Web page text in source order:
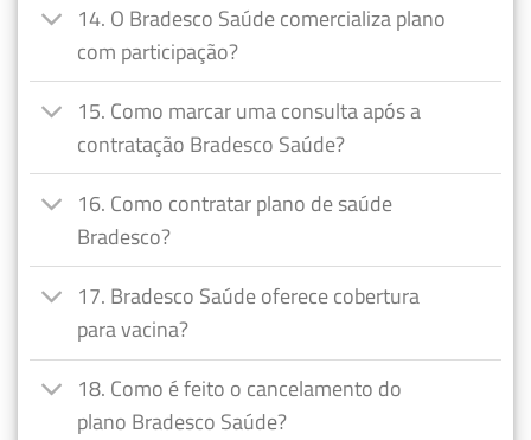
14. O Bradesco Saúde comercializa plano
com participação?
15. Como marcar uma consulta após a
contratação Bradesco Saúde?
16. Como contratar plano de saúde
Bradesco?
17. Bradesco Saúde oferece cobertura
para vacina?
18. Como é feito o cancelamento do
plano Bradesco Saúde?